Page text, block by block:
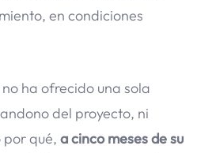
en condiciones
ha ofrecido una sola
del proyecto, ni
qué, a cinco meses de su